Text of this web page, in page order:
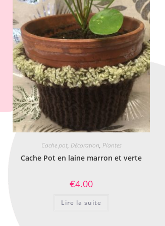
Cache pot, Décoration, Plantes
Cache Pot en laine marron et verte
€4.00
Lire la suite